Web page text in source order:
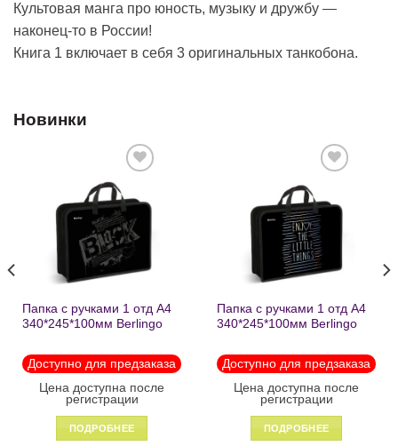
Культовая манга про юность, музыку и дружбу —
наконец-то в России!
Книга 1 включает в себя 3 оригинальных танкобона.
Новинки
Добавить
в список
желаний
Папка с ручками 1 отд А4
340*245*100мм Berlingo
молнии1246
Доступно для предзаказа
Цена доступна после
регистрации
ПОДРОБНЕЕ
Добавить
в список
желаний
Папка с ручками 1 отд А4
340*245*100мм Berlingo
пластик на молнии 1215
Доступно для предзаказа
Цена доступна после
регистрации
ПОДРОБНЕЕ